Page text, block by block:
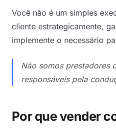
Você não é um simples
cliente estrategicamente,
implemente o necessário
Não somos prestadores
responsáveis pela
Por que vender